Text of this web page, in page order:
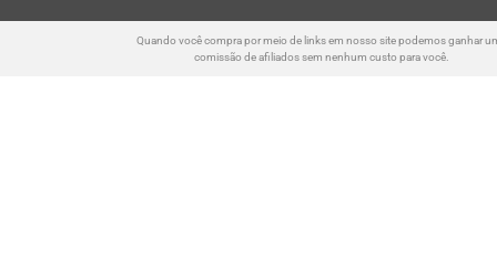
Quando você compra por meio de links em nosso site podemos ganhar
comissão de afiliados sem nenhum custo para você.